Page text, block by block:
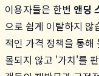
이용자들은 한번 앤딩
으로 쉽게 이탈하지 않
적인 가격 정책을 통
몰되지 않고 '가치'를